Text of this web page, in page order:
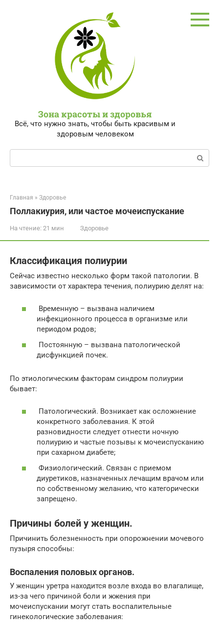
Зона красоты и здоровья
Всё, что нужно знать, чтобы быть красивым и
здоровым человеком
Поиск:
Главная » Здоровье
Поллакиурия, или частое мочеиспускание
На чтение: 21 мин Здоровье
Классификация полиурии
Сейчас известно несколько форм такой патологии. В
зависимости от характера течения, полиурию делят на:
Временную – вызвана наличием
инфекционного процесса в организме или
периодом родов;
Постоянную – вызвана патологической
дисфункцией почек.
По этиологическим факторам синдром полиурии
бывает:
Патологический. Возникает как осложнение
конкретного заболевания. К этой
разновидности следует отнести ночную
полиурию и частые позывы к мочеиспусканию
при сахарном диабете;
Физиологический. Связан с приемом
диуретиков, назначенных лечащим врачом или
по собственному желанию, что категорически
запрещено.
Причины болей у женщин.
Причинить болезненность при опорожнении мочевого
пузыря способны:
Воспаления половых органов.
У женщин уретра находится возле входа во влагалище,
из-за чего причиной боли и жжения при
мочеиспускании могут стать воспалительные
гинекологические заболевания: